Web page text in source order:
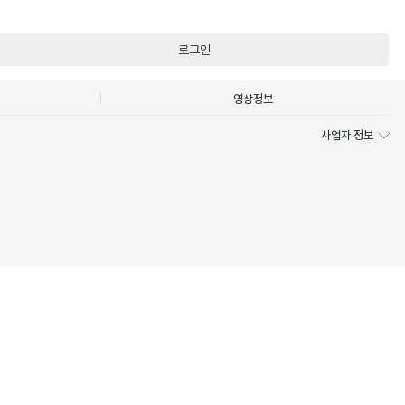
로그인
영상정보
사업자 정보